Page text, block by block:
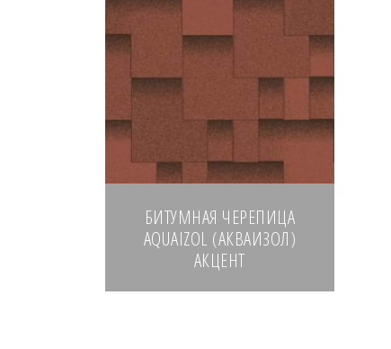
БИТУМНАЯ ЧЕРЕПИЦА
AQUAIZOL (АКВАИЗОЛ)
АКЦЕНТ